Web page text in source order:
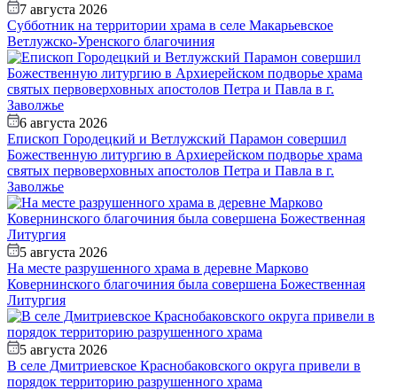
7 августа 2026
Субботник на территории храма в селе Макарьевское
Ветлужско-Уренского благочиния
6 августа 2026
Епископ Городецкий и Ветлужский Парамон совершил
Божественную литургию в Архиерейском подворье храма
святых первоверховных апостолов Петра и Павла в г.
Заволжье
5 августа 2026
На месте разрушенного храма в деревне Марково
Ковернинского благочиния была совершена Божественная
Литургия
5 августа 2026
В селе Дмитриевское Краснобаковского округа привели в
порядок территорию разрушенного храма